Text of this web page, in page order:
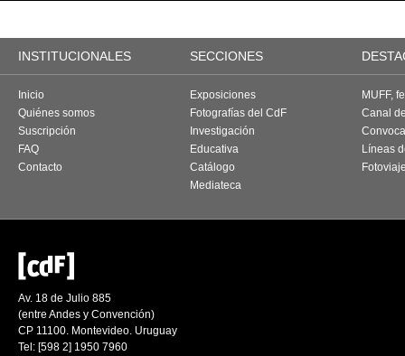
INSTITUCIONALES SECCIONES
Inicio
Quiénes somos
Suscripción
FAQ
Contacto
Exposiciones
Fotografías del CdF
Investigación
Educativa
Catálogo
Mediateca
MUFF,
Canal
Líneas
Av. 18 de Julio 885
(entre Andes y Convención)
CP 11100. Montevideo. Uruguay
Tel: [598 2] 1950 7960